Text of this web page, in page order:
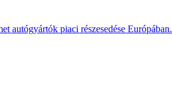
autógyártók piaci részesedése Európában.